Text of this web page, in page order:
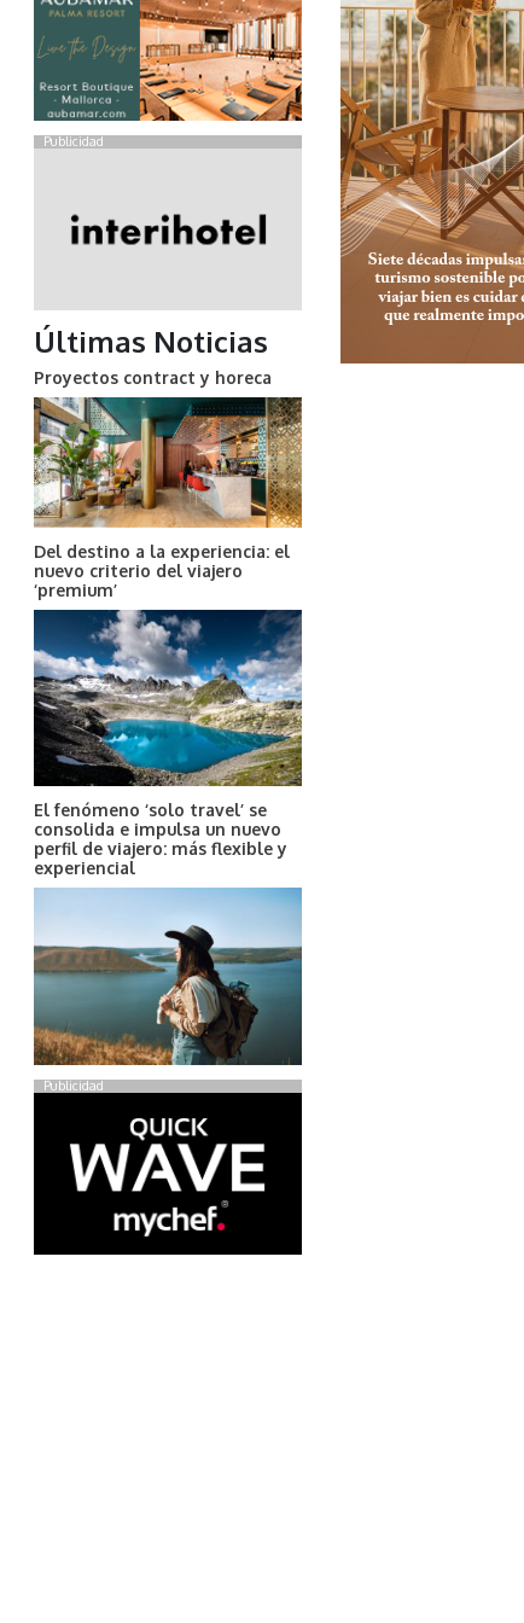
Publicidad
Últimas Noticias
Proyectos contract y horeca
Del destino a la experiencia: el
nuevo criterio del viajero
‘premium’
El fenómeno ‘solo travel’ se
consolida e impulsa un nuevo
perfil de viajero: más flexible y
experiencial
Publicidad